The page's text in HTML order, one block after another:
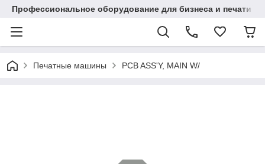
Профессиональное оборудование для бизнеса и печати в
Печатные машины PCB ASS'Y, MAIN W/